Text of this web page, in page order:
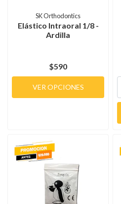
SK Orthodontics
Elástico Intraoral 1/8 -
Ardilla
$590
VER OPCIONES